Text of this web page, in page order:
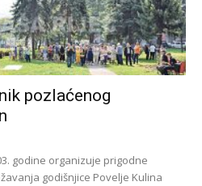
pozlaćenog
godine organizuje prigodne
godišnjice Povelje Kulina